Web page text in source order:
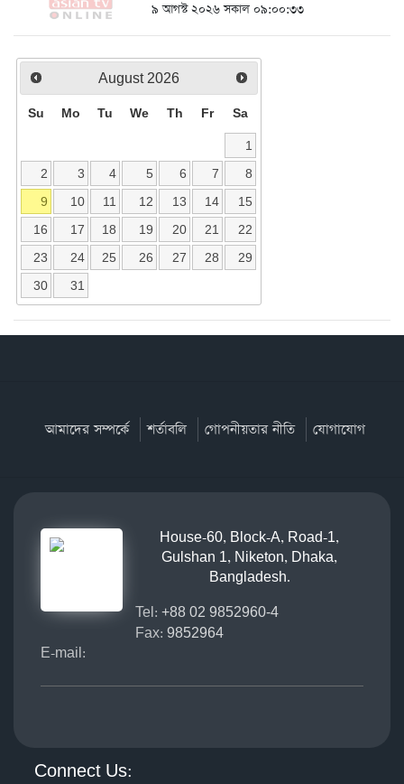
৯ আগস্ট ২০২৬ সকাল ০৯:০০:৩৩
August 2026
Su Mo Tu We Th Fr Sa
1
2
3 4 5 6 7
8
9
10 11 12 13 14
15
16
17 18 19 20 21
22
23
24 25 26 27 28
29
30
31
আমাদের সম্পর্কে শর্তাবলি গোপনীয়তার নীতি যোগাযোগ
House-60, Block-A, Road-1,
Gulshan 1, Niketon, Dhaka,
Bangladesh.
Tel: +88 02 9852960-4
Fax: 9852964
E-mail:
Connect Us: